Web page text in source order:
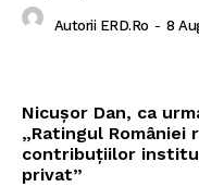
Autorii ERD.ro - 8
Nicușor Dan, ca
„Ratingul
contribuțiilor
privat”